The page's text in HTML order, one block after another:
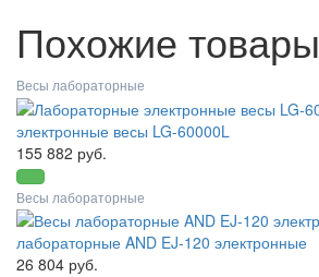
Похожие товары
Весы лабораторные
электронные весы LG-60000L
155 882 руб.
Весы лабораторные
лабораторные AND EJ-120 электронные
26 804 руб.